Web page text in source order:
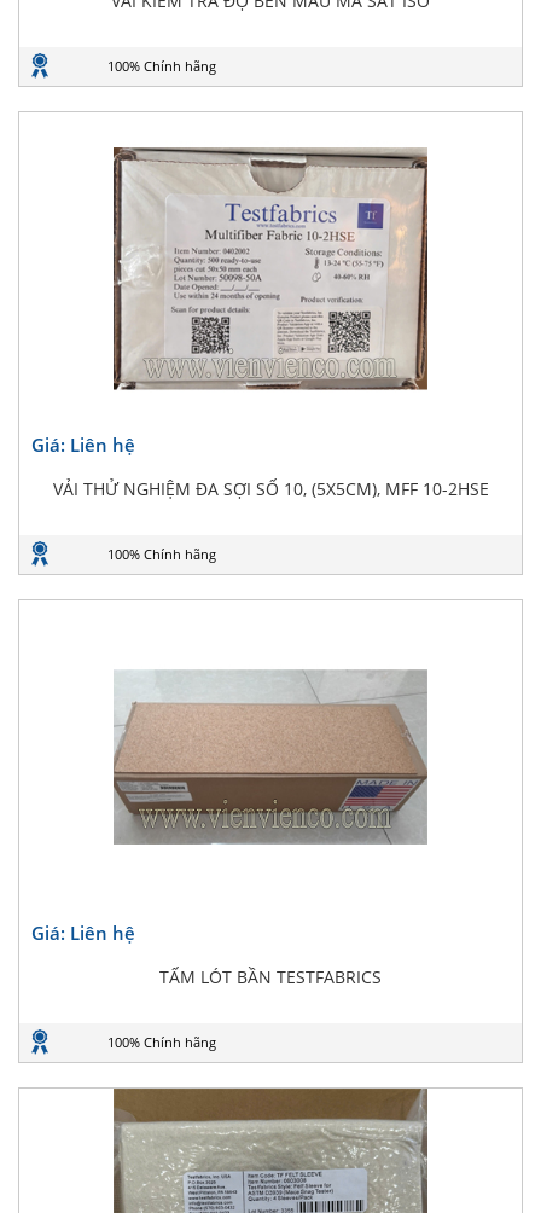
100% Chính hãng
Giá: Liên hệ
VẢI THỬ NGHIỆM ĐA SỢI SỐ 10, (5X5CM), MFF 10-2HSE
100% Chính hãng
Giá: Liên hệ
TẤM LÓT BẦN TESTFABRICS
100% Chính hãng